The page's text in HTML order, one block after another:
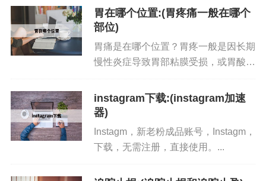
城郊扩建，战场画面，冰盖消融，可以
无限畅玩。...
胃在哪个位置:(胃疼痛一般在哪个
部位)
胃痛是在哪个位置？胃疼一般是因长期
慢性炎症导致胃部粘膜受损，或胃酸分
致胃疼1饮食不规律，经常过饥过饱2
喜吃辛辣，冰冷饮酒等刺。...
instagram下载:(instagram加速
器)
Instagm，新老粉成品账号，Instagm，
下载，无需注册，直接使用。...